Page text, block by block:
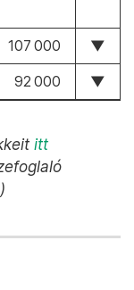
107 000 ▼
92 000 ▼
itt